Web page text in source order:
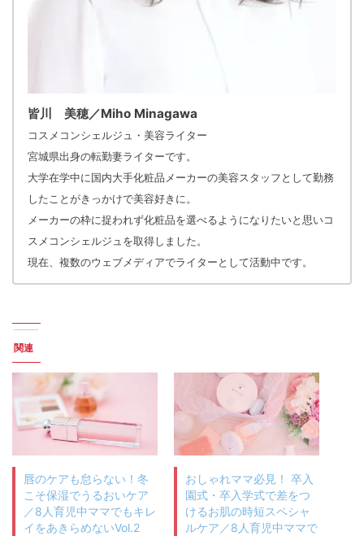
皆川 美穂／Miho Minagawa
コスメコンシェルジュ・美容ライター
宮城県出身の転勤妻ライターです。
大学在学中に国内大手化粧品メーカーの美容スタッフとして勤務
したことがきっかけで美容好きに。
メーカーの枠に捉われず化粧品を選べるようになりたいと思いコ
スメコンシェルジュを取得しました。
現在、複数のウェブメディアでライターとして活動中です。
関連
唇のケアも怠らない！冬
こそ保湿でうるおいケア
／8人育児中ママでもキレ
イをあきらめないVol.2
おしゃれママ必見！ 卒入
園式・卒入学式で差をつ
けるお肌の時短スペシャ
ルケア／8人育児中ママで